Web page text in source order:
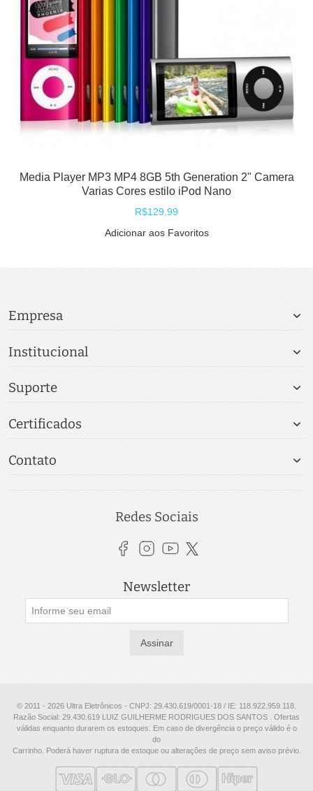
Media Player MP3 MP4 8GB 5th Generation 2" Camera
Varias Cores estilo iPod Nano
R$129,99
Adicionar aos Favoritos
Empresa
Institucional
Suporte
Certificados
Contato
Redes Sociais
Newsletter
Assinar
© 2011 - 2026 Ultra Eletrônicos - CNPJ: 29.430.619/0001-18 / IE: 118.922.959.118.
Razão Social: 29.430.619 LUIZ GUILHERME RODRIGUES DOS SANTOS . Ofertas
válidas enquanto durarem os estoques. Em caso de divergência o preço válido é o
do
Carrinho. Poderá haver ruptura de estoque ou alterações de preço sem aviso prévio.